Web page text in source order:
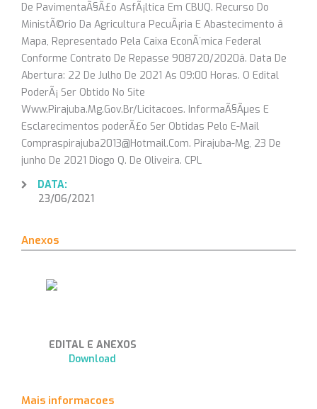
De PavimentaÃ§Ã£o AsfÃ¡ltica Em CBUQ. Recurso Do
MinistÃ©rio Da Agricultura PecuÃ¡ria E Abastecimento â
Mapa, Representado Pela Caixa EconÃ´mica Federal
Conforme Contrato De Repasse 908720/2020â. Data De
Abertura: 22 De Julho De 2021 As 09:00 Horas. O Edital
PoderÃ¡ Ser Obtido No Site
Www.Pirajuba.Mg.Gov.Br/Licitacoes. InformaÃ§Ãµes E
Esclarecimentos poderÃ£o Ser Obtidas Pelo E-Mail
Compraspirajuba2013@Hotmail.Com. Pirajuba-Mg, 23 De
junho De 2021 Diogo Q. De Oliveira. CPL
DATA:
23/06/2021
Anexos
EDITAL E ANEXOS
Download
Mais informacoes